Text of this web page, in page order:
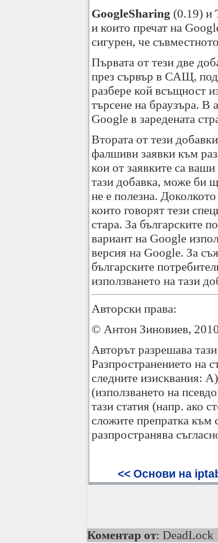
GoogleSharing (0.19) и
и които пречат на
сигурен, че
Първата от тези две
през сървър в САЩ,
разбере кой всъщност
търсене на браузъра. В
Google в заредената
Втората от тези
фалшиви заявки към
кои от заявките са
тази добавка, може би
не е полезна.
които говорят тези
стара. За българските
вариант на Google
версия на Google. За
българските
използването на тази
Авторски права:
© Антон Зиновиев,
Авторът разрешава
Разпространението на
следните изисквания:
(използването на
тази статия (напр. ако
сложите препратка към
разпространява
<< Основи на
Коментар от: DeadLock